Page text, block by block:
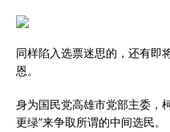
同样陷入选票迷思的，还有即
恩。
身为国民党高雄市党部主委，
更绿”来争取所谓的中间选民。